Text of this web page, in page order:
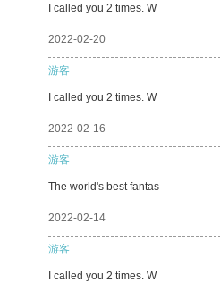
I called you 2 times. W
2022-02-20
游客
I called you 2 times. W
2022-02-16
游客
The world's best fantas
2022-02-14
游客
I called you 2 times. W